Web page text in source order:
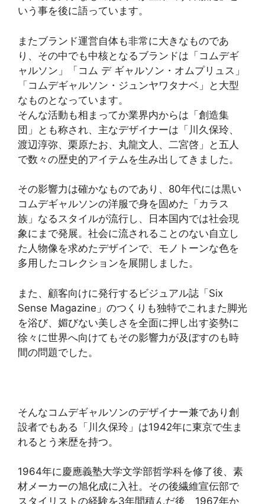
いう事を後に語っています。
またブランド運営自体も非常に大きなものであ
り、その中でも中核となるブランドは「コムデギ
ャルソン」「コム デ ギャルソン・オムプリュス」
「コムデギャルソン・ジュンヤワタナベ」と大型
なものとなっています。
そんな活動も相まってか業界内からは「創造集
団」とも称され、主なデザイナーは「川久保玲、
渡辺淳弥、栗原たお、丸龍文人、二宮啓」と五人
で数々の歴史的アイテムを生み出してきました。
その影響力は確かなものであり、80年代には黒い
コムデギャルソンの洋服で身を固めた「カラス
族」なるスタイルが流行し、日本国内では社会現
象にまで発展。社会に流されることのない自立し
た人物像を求めたデザインで、モノトーンな色を
多用したコレクションを展開しました。
また、顧客向けに発行するビジュアル誌「Six
Sense Magazine」のつくりも独特でこれまた脚光
を浴び、媚びない美しさを全面に押し出す姿勢に
徐々に世界へ向けてもその影響力が及ぼすのも時
間の問題でした。
そんなコムデギャルソンのデザイナー兼であり創
設者でもある「川久保玲」は1942年に東京で生ま
れるとう来歴を持つ。
1964年に慶應義塾大学文学部哲学科を修了後、素
材メーカーの旭化成に入社。その後繊維宣伝部で
スタイリストの経験を3年間積んだ後、1967年か